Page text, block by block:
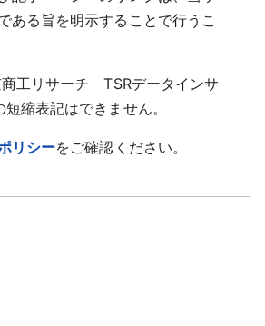
ある旨を明示することで行うこ
工リサーチ TSRデータインサ
縮表記はできません。
リシーをご確認ください。